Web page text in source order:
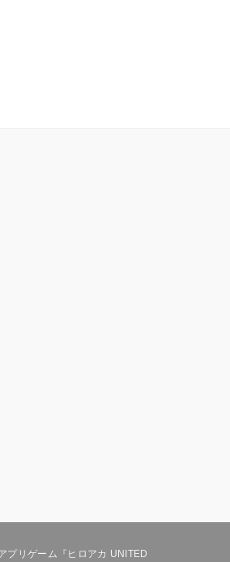
プリゲーム『ヒロアカ UNITED